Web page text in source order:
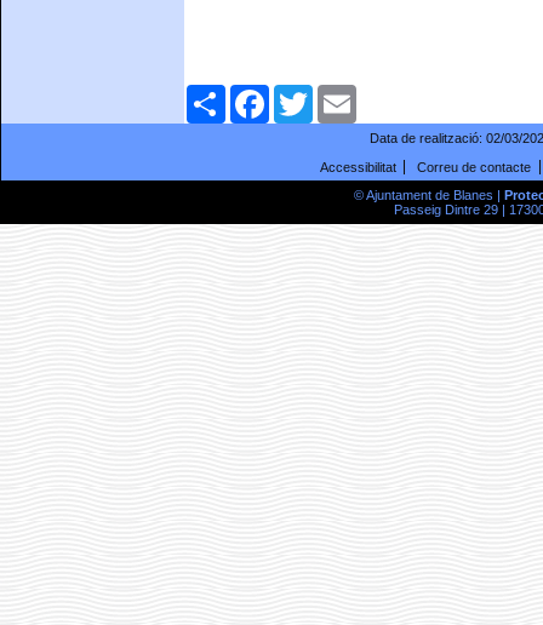
ComparteixFacebookTwitter
Data de realització: 02/03/
Accessibilitat
Correu de contacte
© Ajuntament de Blanes |
Passeig Dintre 29 |